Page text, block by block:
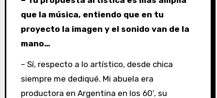
que la música, entiendo que en tu
proyecto la imagen y el sonido van de la
mano…
– Sí, respecto a lo artístico, desde chica
siempre me dediqué. Mi abuela era
productora en Argentina en los 60′, su